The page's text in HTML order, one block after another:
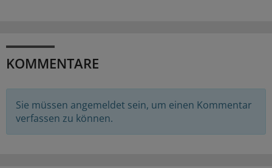
KOMMENTARE
Sie müssen angemeldet sein, um einen Kommentar
verfassen zu können.